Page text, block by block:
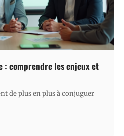
: comprendre les enjeux et
de plus en plus à conjuguer